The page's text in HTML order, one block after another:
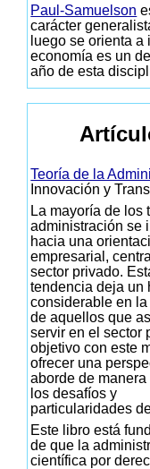
Paul-Samuelson
carácter
luego se orienta
economía es un
año de esta
Teoría de la
Innovación y
La mayoría de los
administración se
hacia una
empresarial,
sector privado.
tendencia deja un
considerable en
de aquellos que
servir en el sector
objetivo con este
ofrecer una
aborde de manera
los desafíos y
particularidades
Este libro está
de que la
científica por